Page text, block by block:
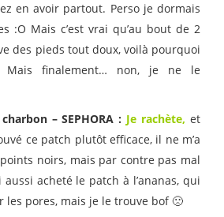
en avoir partout. Perso je dormais
:O Mais c’est vrai qu’au bout de 2
des pieds tout doux, voilà pourquoi
Mais finalement… non, je ne le
– SEPHORA : Je rachète, et
ce patch plutôt efficace, il ne m’a
noirs, mais par contre pas mal
aussi acheté le patch à l’ananas, qui
les pores, mais je le trouve bof 🙁